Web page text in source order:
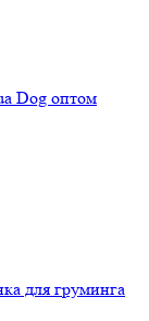
Dog оптом
для груминга